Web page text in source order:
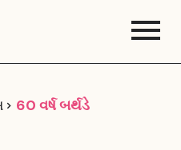
60 વર્ષ બર્થડે